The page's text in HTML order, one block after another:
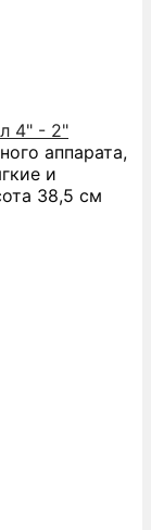
4" - 2"
аппарата,
и
38,5 см